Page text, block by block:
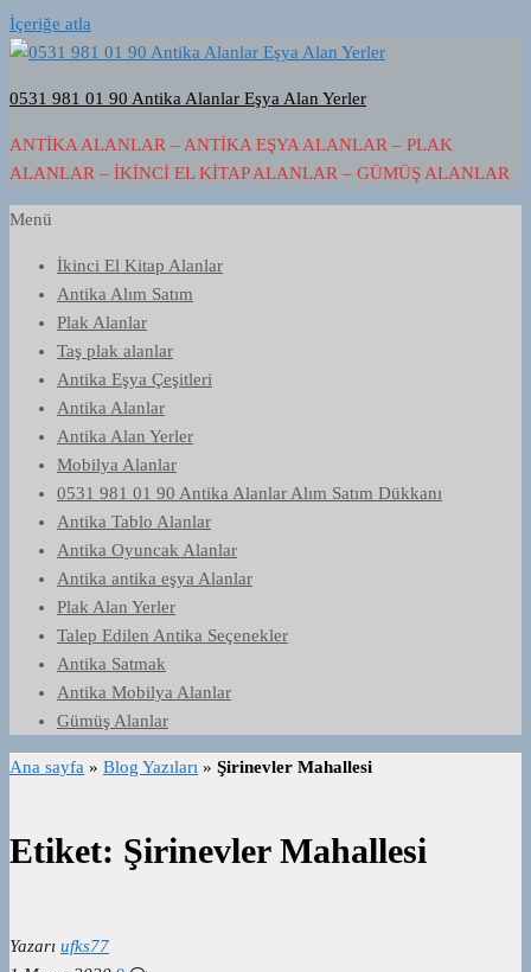
İçeriğe atla
0531 981 01 90 Antika Alanlar Eşya Alan Yerler
ANTIKA ALANLAR – ANTIKA EŞYA ALANLAR – PLAK
ALANLAR – İKINCI EL KITAP ALANLAR – GÜMÜŞ ALANLAR
Menü
İkinci El Kitap Alanlar
Antika Alım Satım
Plak Alanlar
Taş plak alanlar
Antika Eşya Çeşitleri
Antika Alanlar
Antika Alan Yerler
Mobilya Alanlar
0531 981 01 90 Antika Alanlar Alım Satım Dükkanı
Antika Tablo Alanlar
Antika Oyuncak Alanlar
Antika antika eşya Alanlar
Plak Alan Yerler
Talep Edilen Antika Seçenekler
Antika Satmak
Antika Mobilya Alanlar
Gümüş Alanlar
Ana sayfa » Blog Yazıları » Şirinevler Mahallesi
Etiket: Şirinevler Mahallesi
Yazarı ufks77